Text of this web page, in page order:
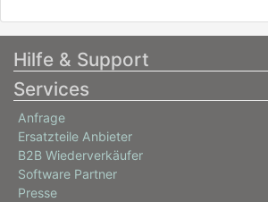
Hilfe & Support
Services
Anfrage
Ersatzteile Anbieter
B2B Wiederverkäufer
Software Partner
Presse